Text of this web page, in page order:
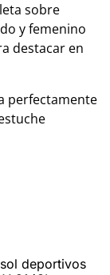
sobre
y femenino
destacar en
perfectamente
deportivos